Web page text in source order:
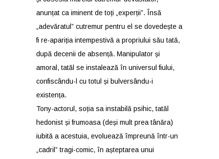
anunțat ca iminent de toți „experții”. Însă
„adevăratul” cutremur pentru el se dovedește a
fi re-apariția intempestivă a propriului său tată,
după decenii de absență. Manipulator și
amoral, tatăl se instalează în universul fiului,
confiscându-l cu totul și bulversându-i
existența.
Tony-actorul, soția sa instabilă psihic, tatăl
hedonist și frumoasa (deși mult prea tânăra)
iubită a acestuia, evoluează împreună într-un
„cadril” tragi-comic, în așteptarea unui